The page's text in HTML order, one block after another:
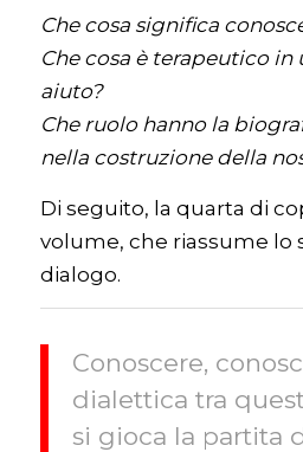
Che cosa significa
Che cosa è terapeutico in
aiuto?
Che ruolo hanno la
nella costruzione della
Di seguito, la quarta di
volume, che riassume lo
dialogo.
Conoscere,
dialettica tra
si gioca la partita